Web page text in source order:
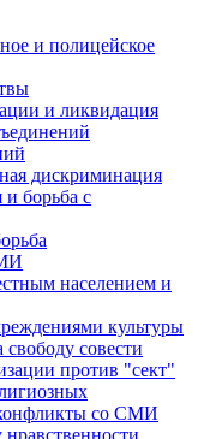
и полицейское
и ликвидация
дискриминация
борьба с
населением и
культуры
совести
против "сект"
со СМИ